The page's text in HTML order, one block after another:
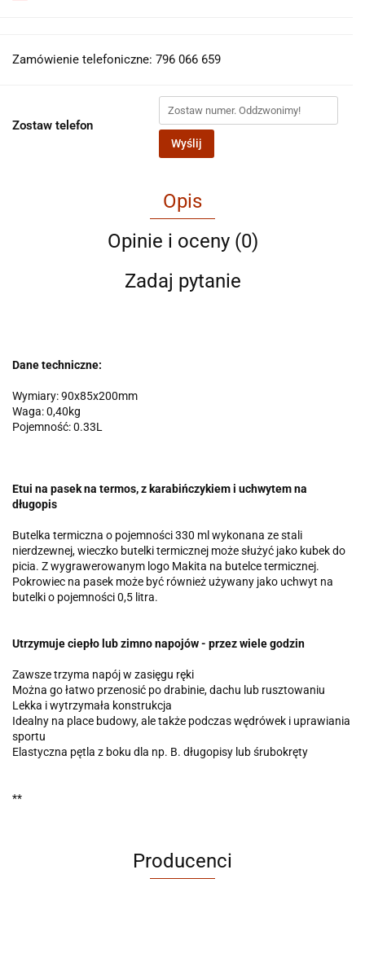
Zamówienie telefoniczne: 796 066 659
Zostaw telefon
Wyślij
Opis
Opinie i oceny (0)
Zadaj pytanie
Dane techniczne:
Wymiary: 90x85x200mm
Waga: 0,40kg
Pojemność: 0.33L
Etui na pasek na termos, z karabińczykiem i uchwytem na
długopis
Butelka termiczna o pojemności 330 ml wykonana ze stali
nierdzewnej, wieczko butelki termicznej może służyć jako kubek do
picia. Z wygrawerowanym logo Makita na butelce termicznej.
Pokrowiec na pasek może być również używany jako uchwyt na
butelki o pojemności 0,5 litra.
Utrzymuje ciepło lub zimno napojów - przez wiele godzin
Zawsze trzyma napój w zasięgu ręki
Można go łatwo przenosić po drabinie, dachu lub rusztowaniu
Lekka i wytrzymała konstrukcja
Idealny na place budowy, ale także podczas wędrówek i uprawiania
sportu
Elastyczna pętla z boku dla np. B. długopisy lub śrubokręty
**
Producenci